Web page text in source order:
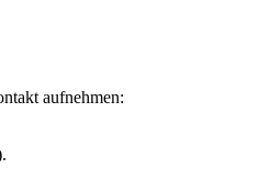
aufnehmen: